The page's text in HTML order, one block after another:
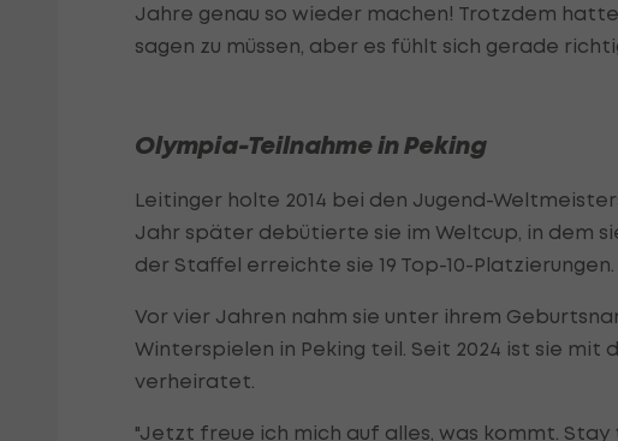
Jahre genau so wieder machen! Trotzdem
sagen zu müssen, aber es fühlt sich gerade
Olympia-Teilnahme in Peking
Leitinger holte 2014 bei den Jugend-
Jahr später debütierte sie im Weltcup, in dem
der Staffel erreichte sie 19 Top-10-Platzierungen.
Vor vier Jahren nahm sie unter ihrem
Winterspielen in Peking teil. Seit 2024 ist sie
verheiratet.
"Jetzt freue ich mich auf alles, was kommt.